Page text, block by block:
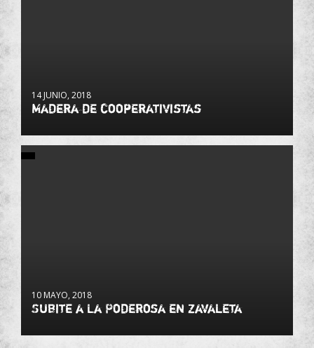
14 JUNIO, 2018
Madera de cooperativistas
10 MAYO, 2018
Subite a La Poderosa en Zavaleta